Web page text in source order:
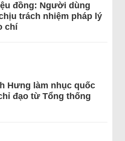
đồng: Người dùng
trách nhiệm pháp lý
chí
Hưng làm nhục quốc
đạo từ Tổng thống